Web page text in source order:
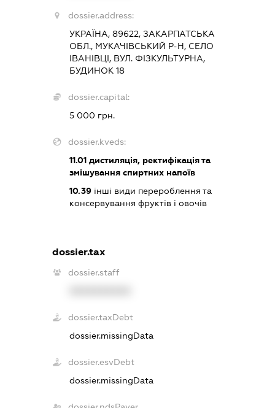
dossier.address:
УКРАЇНА, 89622, ЗАКАРПАТСЬКА
ОБЛ., МУКАЧІВСЬКИЙ Р-Н, СЕЛО
ІВАНІВЦІ, ВУЛ. ФІЗКУЛЬТУРНА,
БУДИНОК 18
dossier.capital:
5 000 грн.
dossier.kveds:
11.01дистиляція, ректифікація та
змішування спиртних напоїв
10.39інші види перероблення та
консервування фруктів і овочів
dossier.tax
dossier.staff
dossier.taxDebt
dossier.missingData
dossier.esvDebt
dossier.missingData